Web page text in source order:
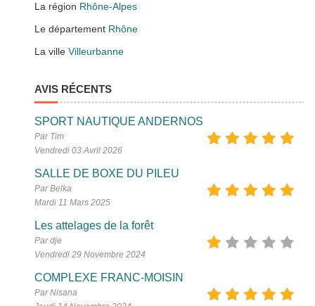
La région Rhône-Alpes
Le département Rhône
La villeVilleurbanne
AVIS RÉCENTS
SPORT NAUTIQUE ANDERNOS
Par Tim
Vendredi 03 Avril 2026
SALLE DE BOXE DU PILEU
Par Belka
Mardi 11 Mars 2025
Les attelages de la forêt
Par dje
Vendredi 29 Novembre 2024
COMPLEXE FRANC-MOISIN
Par Nisana